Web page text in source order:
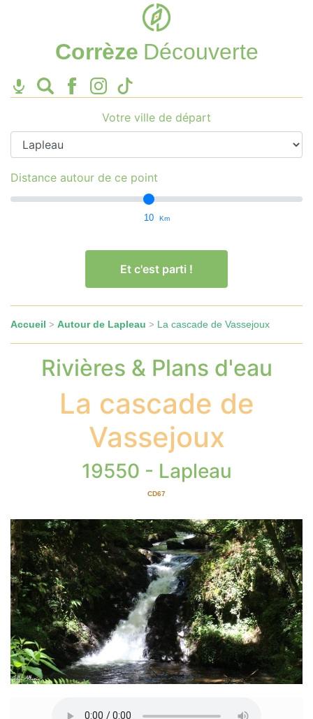
Corrèze Découverte
Votre ville de départ
Distance autour de ce point
10 Km
Et c'est parti !
Accueil > Autour de Lapleau > La cascade de Vassejoux
Rivières & Plans d'eau
La cascade de
Vassejoux
19550 - Lapleau
CD67